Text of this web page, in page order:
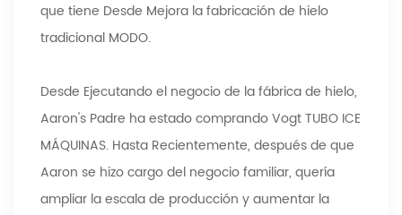
que tiene Desde Mejora la fabricación de hielo
tradicional MODO.
Desde Ejecutando el negocio de la fábrica de hielo,
Aaron's Padre ha estado comprando Vogt TUBO ICE
MÁQUINAS. Hasta Recientemente, después de que
Aaron se hizo cargo del negocio familiar, quería
ampliar la escala de producción y aumentar la